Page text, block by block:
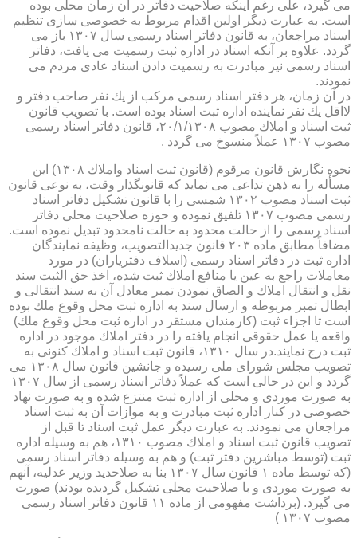
می گیرد، علی رغم اینكه صلاحیت دفاتر در آن زمان محلی بوده
است. به عبارت دیگر اولین اقدام مربوط به خصوصی سازی تنظیم
اسناد مراجعان، به قانون دفاتر اسناد رسمی سال ۱۳۰۷ باز می
گردد. علاوه بر آنكه اسناد در اداره ثبت رسمیت می یافت، دفاتر
اسناد رسمی نیز مبادرت به رسمیت دادن اسناد عادی مردم می
نمودند.
در آن زمان، هر دفتر اسناد رسمی مركب از یك نفر صاحب دفتر و
لااقل یك نفر نماینده اداره ثبت اسناد بوده است. با تصویب قانون
ثبت اسناد و املاك مصوب ۲۰/۱/۱۳۰۸، قانون دفاتر اسناد رسمی
مصوب ۱۳۰۷ عملاً منسوخ می گردد .
نحوه نگارش قانون مرقوم (قانون ثبت اسناد واملاك ۱۳۰۸) این
مسأله را به ذهن تداعی می نماید كه قانونگذار وقت، به نوعی قانون
ثبت اسناد مصوب ۱۳۰۲ شمسی را با قانون تشكیل دفاتر اسناد
رسمی مصوب ۱۳۰۷ تلفیق نموده و حوزه صلاحیت محلی دفاتر
اسناد رسمی را از حالت محدود به حالت نامحدود تبدیل نموده است.
مضافاً مطابق ماده ۲۰۳ قانون جدیدالتصویب، وظیفه نمایندگان
اداره ثبت در دفاتر اسناد رسمی (اسلاف دفتریاران) در مورد
معاملات راجع به عین یا منافع املاك ثبت شده، اخذ حق الثبت سند
نقل و انتقال املاك و الصاق نمودن تمبر معادل آن به سند انتقالی و
ابطال تمبر مربوطه و ارسال سند به اداره ثبت محل وقوع ملك بوده
است تا اجزاء ثبت (كارمندان مستقر در اداره ثبت محل وقوع ملك)
واقعه یا عمل حقوقی انجام یافته را در دفتر املاك موجود در اداره
ثبت درج نمایند.در سال ۱۳۱۰، قانون ثبت اسناد و املاك كنونی به
تصویب مجلس شورای ملی رسیده و جانشین قانون سال ۱۳۰۸ می
گردد و این در حالی است كه عملاً دفاتر اسناد رسمی از سال ۱۳۰۷
به صورت موردی و محلی از اداره ثبت منتزع شده و به صورت نهاد
خصوصی در كنار اداره ثبت مبادرت و به موازات آن به ثبت اسناد
مراجعان می نمودند. به عبارت دیگر عمل ثبت اسناد تا قبل از
تصویب قانون ثبت اسناد و املاك مصوب ۱۳۱۰، هم به وسیله اداره
ثبت (توسط مباشرین دفتر ثبت) و هم به وسیله دفاتر اسناد رسمی
(كه توسط ماده ۱ قانون سال ۱۳۰۷ بنا به صلاحدید وزیر عدلیه، آنهم
به صورت موردی و با صلاحیت محلی تشكیل گردیده بودند) صورت
می گیرد. (برداشت مفهومی از ماده ۱۱ قانون دفاتر اسناد رسمی
مصوب ۱۳۰۷ )